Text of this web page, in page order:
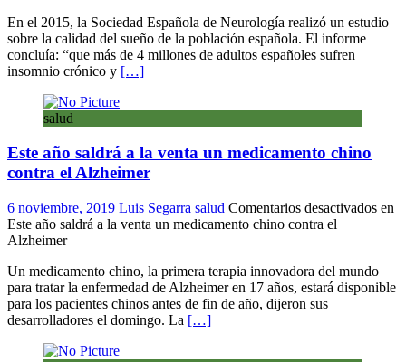
En el 2015, la Sociedad Española de Neurología realizó un estudio
sobre la calidad del sueño de la población española. El informe
concluía: “que más de 4 millones de adultos españoles sufren
insomnio crónico y […]
salud
Este año saldrá a la venta un medicamento chino
contra el Alzheimer
6 noviembre, 2019 Luis Segarra salud Comentarios desactivados en
Este año saldrá a la venta un medicamento chino contra el
Alzheimer
Un medicamento chino, la primera terapia innovadora del mundo
para tratar la enfermedad de Alzheimer en 17 años, estará disponible
para los pacientes chinos antes de fin de año, dijeron sus
desarrolladores el domingo. La […]